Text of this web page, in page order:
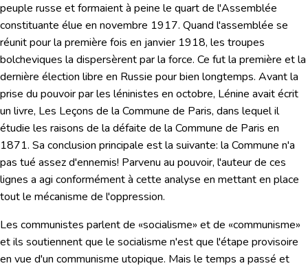
peuple russe et formaient à peine le quart de l'Assemblée
constituante élue en novembre 1917. Quand l'assemblée se
réunit pour la première fois en janvier 1918, les troupes
bolcheviques la dispersèrent par la force. Ce fut la première et la
dernière élection libre en Russie pour bien longtemps. Avant la
prise du pouvoir par les léninistes en octobre, Lénine avait écrit
un livre, Les Leçons de la Commune de Paris, dans lequel il
étudie les raisons de la défaite de la Commune de Paris en
1871. Sa conclusion principale est la suivante: la Commune n'a
pas tué assez d'ennemis! Parvenu au pouvoir, l'auteur de ces
lignes a agi conformément à cette analyse en mettant en place
tout le mécanisme de l'oppression.
Les communistes parlent de «socialisme» et de «communisme»
et ils soutiennent que le socialisme n'est que l'étape provisoire
en vue d'un communisme utopique. Mais le temps a passé et